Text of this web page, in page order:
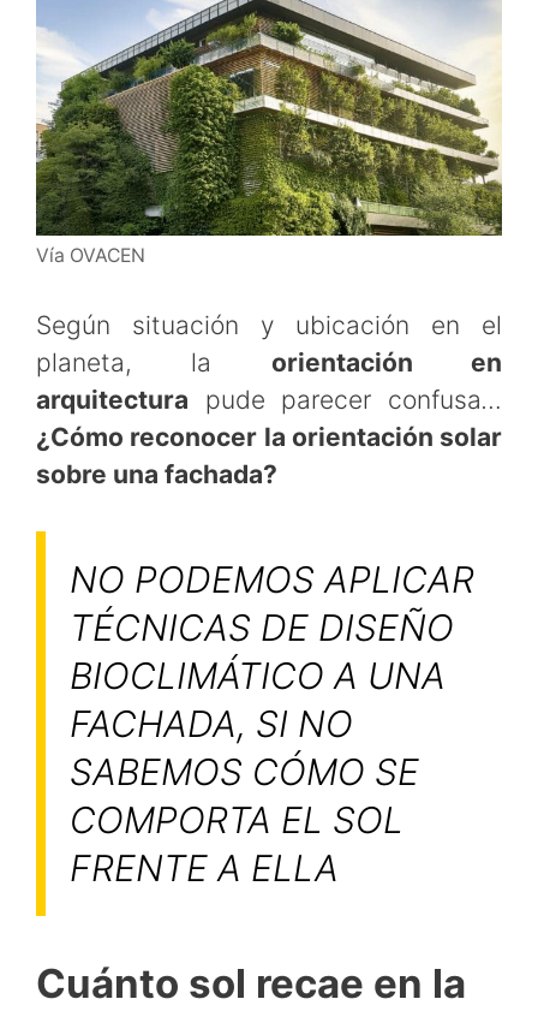
Vía OVACEN
Según situación y ubicación en el
planeta, la orientación en
arquitectura pude parecer confusa…
¿Cómo reconocer la orientación solar
sobre una fachada?
NO PODEMOS APLICAR
TÉCNICAS DE DISEÑO
BIOCLIMÁTICO A UNA
FACHADA, SI NO
SABEMOS CÓMO SE
COMPORTA EL SOL
FRENTE A ELLA
Cuánto sol recae en la